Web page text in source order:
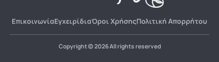
ΕπικοινωνίαΕγχειρίδιαΌροι ΧρήσηςΠολιτική Απορρήτου
Copyright © 2026 All rights reserved